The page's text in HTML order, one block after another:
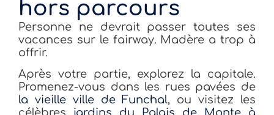
hors parcours
Personne ne devrait passer toutes ses
vacances sur le fairway. Madère a trop à
offrir.
Après votre partie, explorez la capitale.
Promenez-vous dans les rues pavées de
la vieille ville de Funchal, ou visitez les